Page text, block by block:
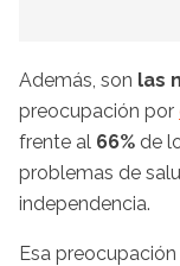
Además, son las
preocupación por
frente al 66% de
problemas de
independencia.
Esa